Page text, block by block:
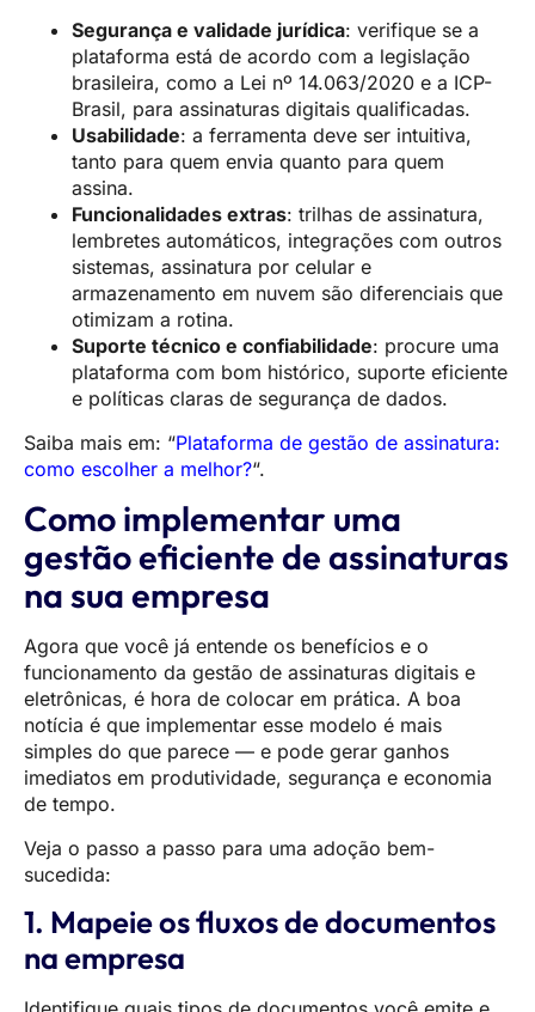
Segurança e validade jurídica: verifique se a
plataforma está de acordo com a legislação
brasileira, como a Lei nº 14.063/2020 e a ICP-
Brasil, para assinaturas digitais qualificadas.
Usabilidade: a ferramenta deve ser intuitiva,
tanto para quem envia quanto para quem
assina.
Funcionalidades extras: trilhas de assinatura,
lembretes automáticos, integrações com outros
sistemas, assinatura por celular e
armazenamento em nuvem são diferenciais que
otimizam a rotina.
Suporte técnico e confiabilidade: procure uma
plataforma com bom histórico, suporte eficiente
e políticas claras de segurança de dados.
Saiba mais em: “Plataforma de gestão de assinatura:
como escolher a melhor?“.
Como implementar uma
gestão eficiente de assinaturas
na sua empresa
Agora que você já entende os benefícios e o
funcionamento da gestão de assinaturas digitais e
eletrônicas, é hora de colocar em prática. A boa
notícia é que implementar esse modelo é mais
simples do que parece — e pode gerar ganhos
imediatos em produtividade, segurança e economia
de tempo.
Veja o passo a passo para uma adoção bem-
sucedida:
1. Mapeie os fluxos de documentos
na empresa